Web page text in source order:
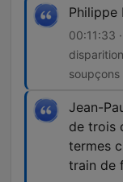
Philippe
00:11:33
Jean-
de trois
termes
train de